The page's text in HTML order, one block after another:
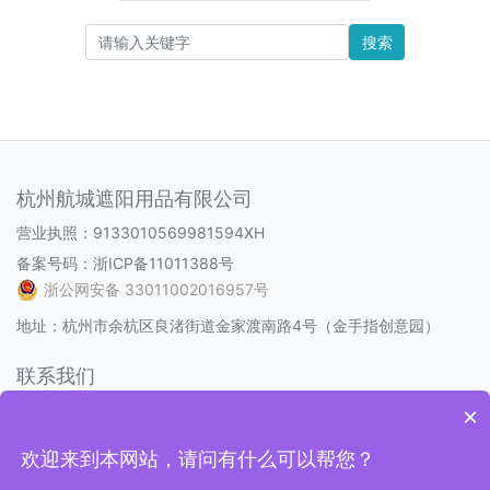
搜索
杭州航城遮阳用品有限公司
营业执照：9133010569981594XH
备案号码： 浙ICP备11011388号
浙公网安备 33011002016957号
地址：杭州市余杭区良渚街道金家渡南路4号（金手指创意园）
联系我们
Q Q：1538298232
×
欢迎来到本网站，请问有什么可以帮您？